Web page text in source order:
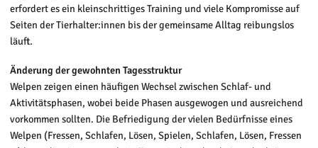
erfordert es ein kleinschrittiges Training und viele Kompromisse auf
Seiten der Tierhalter:innen bis der gemeinsame Alltag reibungslos
läuft.
Änderung der gewohnten Tagesstruktur
Welpen zeigen einen häufigen Wechsel zwischen Schlaf- und
Aktivitätsphasen, wobei beide Phasen ausgewogen und ausreichend
vorkommen sollten. Die Befriedigung der vielen Bedürfnisse eines
Welpen (Fressen, Schlafen, Lösen, Spielen, Schlafen, Lösen, Fressen